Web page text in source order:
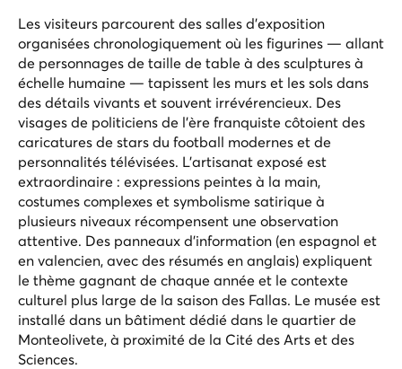
Les visiteurs parcourent des salles d'exposition
organisées chronologiquement où les figurines — allant
de personnages de taille de table à des sculptures à
échelle humaine — tapissent les murs et les sols dans
des détails vivants et souvent irrévérencieux. Des
visages de politiciens de l'ère franquiste côtoient des
caricatures de stars du football modernes et de
personnalités télévisées. L'artisanat exposé est
extraordinaire : expressions peintes à la main,
costumes complexes et symbolisme satirique à
plusieurs niveaux récompensent une observation
attentive. Des panneaux d'information (en espagnol et
en valencien, avec des résumés en anglais) expliquent
le thème gagnant de chaque année et le contexte
culturel plus large de la saison des Fallas. Le musée est
installé dans un bâtiment dédié dans le quartier de
Monteolivete, à proximité de la Cité des Arts et des
Sciences.